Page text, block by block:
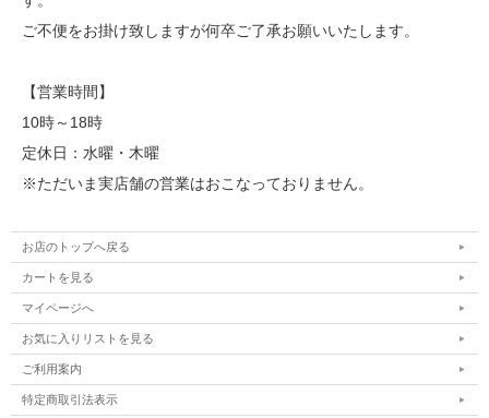
ご不便をお掛け致しますが何卒ご了承お願いいたします。
【営業時間】
10時～18時
定休日：水曜・木曜
※ただいま実店舗の営業はおこなっておりません。
お店のトップへ戻る
カートを見る
マイページへ
お気に入りリストを見る
ご利用案内
特定商取引法表示